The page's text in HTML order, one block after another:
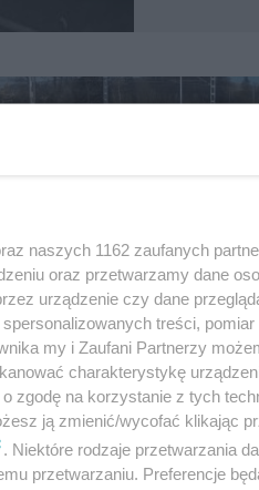
Rozkład jazdy
naszych 1162 zaufanych
oraz przetwarzamy dane
urządzenie czy dane
treści,
my i Zaufani Partnerzy
charakterystykę
zgodę na korzystanie z tych
ją zmienić/wycofać klikając
. Niektóre rodzaje przetwarzania
przetwarzaniu. Preferencje